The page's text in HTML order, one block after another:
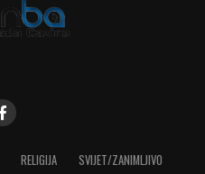
RELIGIJA
SVIJET/ZANIMLJIVO